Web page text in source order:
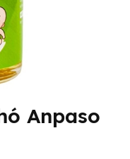
Anpaso